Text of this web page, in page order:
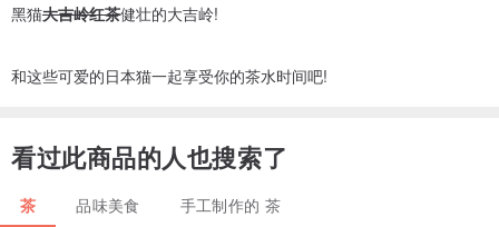
黑猫大吉岭红茶健壮的大吉岭!
和这些可爱的日本猫一起享受你的茶水时间吧!
看过此商品的人也搜索了
茶 品味美食 手工制作的 茶